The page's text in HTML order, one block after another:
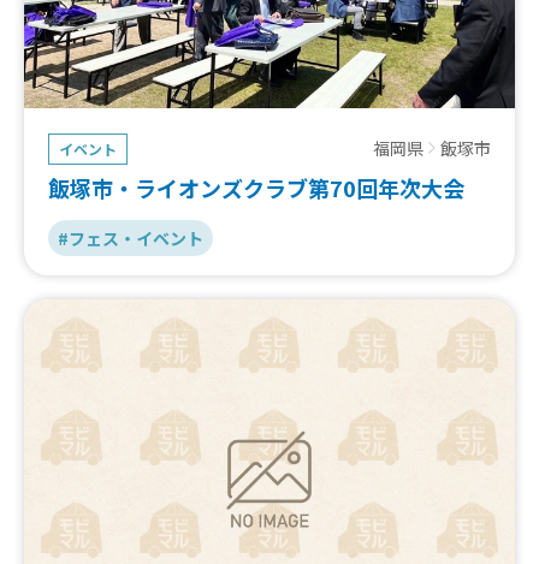
イベント 福岡県 飯塚市
飯塚市・ライオンズクラブ第70回年次大会
#フェス・イベント